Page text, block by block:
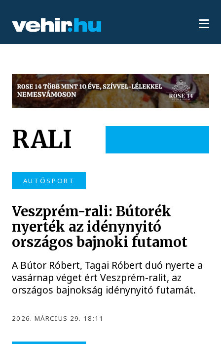
RALI
AUTÓSPORT
Veszprém-rali: Bútorék
nyerték az idénynyitó
országos bajnoki futamot
A Bútor Róbert, Tagai Róbert duó nyerte a
vasárnap véget ért Veszprém-ralit, az
országos bajnokság idénynyitó futamát.
2026. MÁRCIUS 29. 18:11